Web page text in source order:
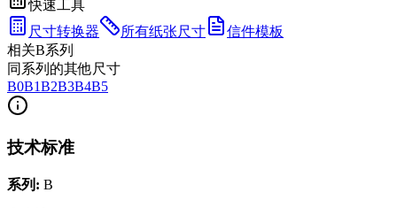
快速工具
尺寸转换器
所有纸张尺寸
信件模板
相关B系列
同系列的其他尺寸
B0B1B2B3B4B5
技术标准
系列 : B